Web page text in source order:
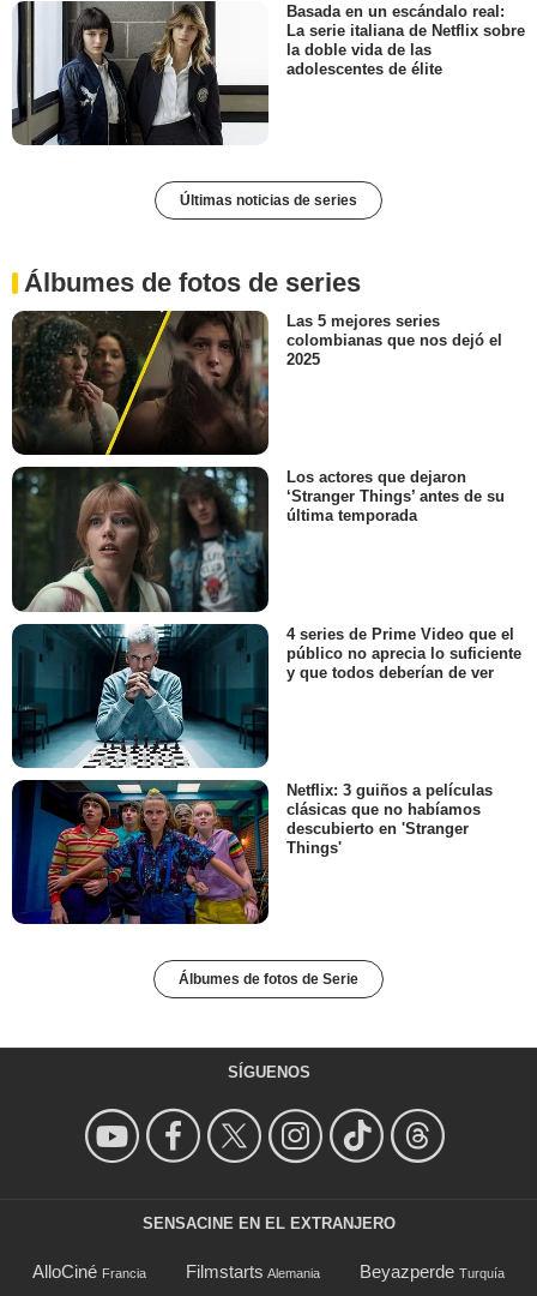
Basada en un escándalo real:
La serie italiana de Netflix sobre
la doble vida de las
adolescentes de élite
Últimas noticias de series
Álbumes de fotos de series
Las 5 mejores series
colombianas que nos dejó el
2025
Los actores que dejaron
‘Stranger Things’ antes de su
última temporada
4 series de Prime Video que el
público no aprecia lo suficiente
y que todos deberían de ver
Netflix: 3 guiños a películas
clásicas que no habíamos
descubierto en 'Stranger
Things'
Álbumes de fotos de Serie
SÍGUENOS
SENSACINE EN EL EXTRANJERO
AlloCiné Francia Filmstarts Alemania Beyazperde Turquía